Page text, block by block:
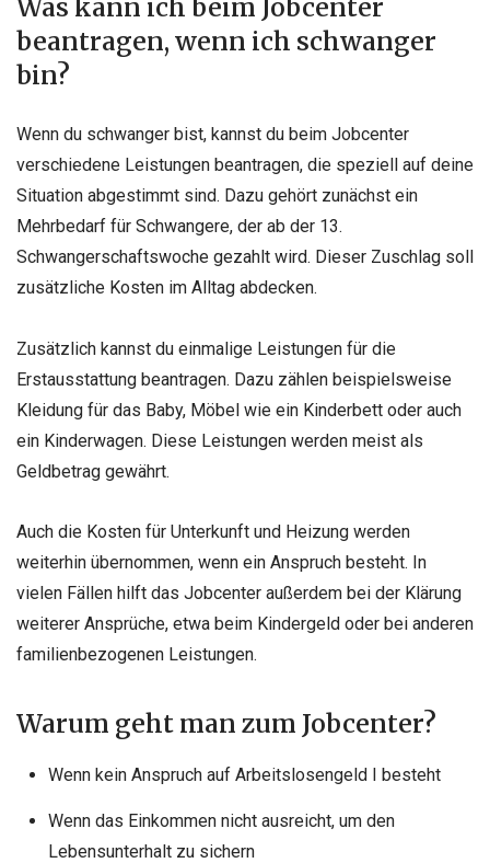
Was kann ich beim Jobcenter
beantragen, wenn ich schwanger
bin?
Wenn du schwanger bist, kannst du beim Jobcenter
verschiedene Leistungen beantragen, die speziell auf deine
Situation abgestimmt sind. Dazu gehört zunächst ein
Mehrbedarf für Schwangere, der ab der 13.
Schwangerschaftswoche gezahlt wird. Dieser Zuschlag soll
zusätzliche Kosten im Alltag abdecken.
Zusätzlich kannst du einmalige Leistungen für die
Erstausstattung beantragen. Dazu zählen beispielsweise
Kleidung für das Baby, Möbel wie ein Kinderbett oder auch
ein Kinderwagen. Diese Leistungen werden meist als
Geldbetrag gewährt.
Auch die Kosten für Unterkunft und Heizung werden
weiterhin übernommen, wenn ein Anspruch besteht. In
vielen Fällen hilft das Jobcenter außerdem bei der Klärung
weiterer Ansprüche, etwa beim Kindergeld oder bei anderen
familienbezogenen Leistungen.
Warum geht man zum Jobcenter?
Wenn kein Anspruch auf Arbeitslosengeld I besteht
Wenn das Einkommen nicht ausreicht, um den
Lebensunterhalt zu sichern